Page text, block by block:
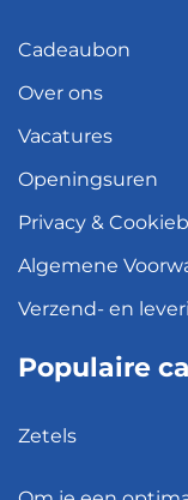
Cadeaubon
Over ons
Vacatures
Openingsuren
Privacy &
Algemene
Verzend- en
Populaire
Zetels